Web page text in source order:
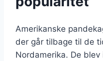
Amerikanske
der går tilbage til de
Nordamerika. De